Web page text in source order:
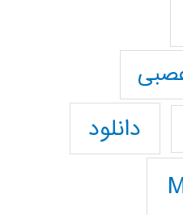
دانلود